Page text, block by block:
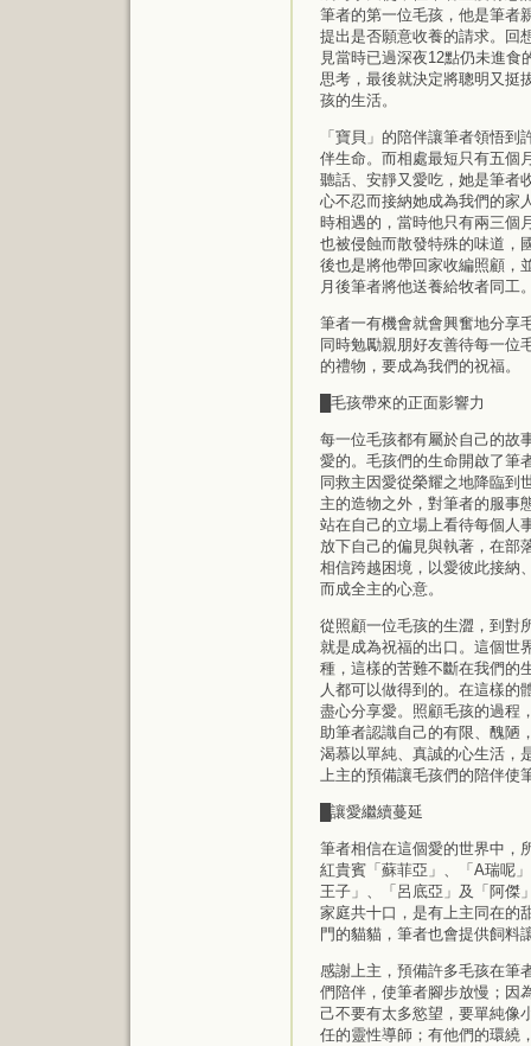
筆者的第一位毛孩，他是筆者
提出是否願意收養的請求。回
見當時已過深夜12點仍未進食
思考，最後就決定將聰明又挺
孩的生活。
「寶貝」的陪伴讓筆者領悟
伴生命。而相處最短只有五個
聽話、安靜又愛吃，她是筆者
心不忍而接納她成為我們的家
時相遇的，當時他只有兩三個
也被侵蝕而散發特殊的味道，
後也是將他帶回家收編照顧，
月後筆者將他送養給牧者同工
筆者一有機會就會興奮地分享
同時勉勵親朋好友善待每一位
的禮物，要成為我們的祝福。
█毛孩帶來的正面影響力
每一位毛孩都有屬於自己的故
愛的。毛孩們的生命開啟了筆
同救主因愛從榮耀之地降臨到
主的造物之外，對筆者的服事
站在自己的立場上看待每個人
放下自己的偏見與執著，在部
相信跨越困境，以愛彼此接納
而成全主的心意。
從照顧一位毛孩的生澀，到對
就是成為祝福的出口。這個世
種，這樣的苦難不斷在我們的
人都可以做得到的。在這樣的
盡心分享愛。照顧毛孩的過程
助筆者認識自己的有限、醜陋
渴慕以單純、真誠的心生活，
上主的預備讓毛孩們的陪伴使
█讓愛繼續蔓延
筆者相信在這個愛的世界中，
紅貴賓「蘇菲亞」、「A瑞呢
王子」、「呂底亞」及「阿傑
家庭共十口，是有上主同在的
門的貓貓，筆者也會提供飼料
感謝上主，預備許多毛孩在筆
們陪伴，使筆者腳步放慢；因
己不要有太多慾望，要單純像
任的靈性導師；有他們的環繞